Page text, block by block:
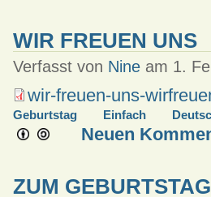
WIR FREUEN UNS
Verfasst von Nineam 1.
wir-freuen-uns-
Geburtstag Einfach
Neuen
ZUM GEBURTSTAG